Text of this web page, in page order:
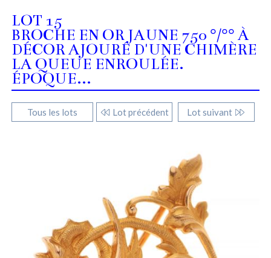
LOT 15
BROCHE EN OR JAUNE 750 °/°° À
DÉCOR AJOURÉ D'UNE CHIMÈRE
LA QUEUE ENROULÉE.
ÉPOQUE...
Tous les lots Lot précédent Lot suivant